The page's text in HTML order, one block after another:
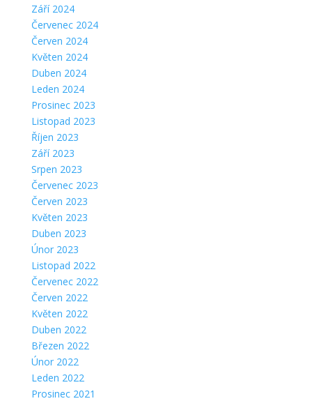
Září 2024
Červenec 2024
Červen 2024
Květen 2024
Duben 2024
Leden 2024
Prosinec 2023
Listopad 2023
Říjen 2023
Září 2023
Srpen 2023
Červenec 2023
Červen 2023
Květen 2023
Duben 2023
Únor 2023
Listopad 2022
Červenec 2022
Červen 2022
Květen 2022
Duben 2022
Březen 2022
Únor 2022
Leden 2022
Prosinec 2021